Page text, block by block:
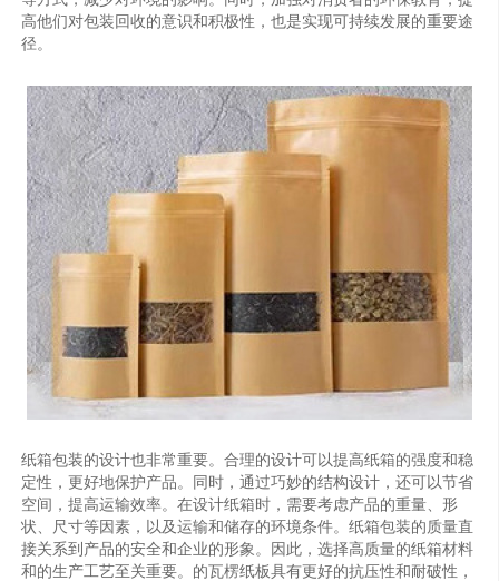
高他们对包装回收的意识和积极性，也是实现可持续发展的重要途
径。
纸箱包装的设计也非常重要。合理的设计可以提高纸箱的强度和稳
定性，更好地保护产品。同时，通过巧妙的结构设计，还可以节省
空间，提高运输效率。在设计纸箱时，需要考虑产品的重量、形
状、尺寸等因素，以及运输和储存的环境条件。纸箱包装的质量直
接关系到产品的安全和企业的形象。因此，选择高质量的纸箱材料
和的生产工艺至关重要。的瓦楞纸板具有更好的抗压性和耐破性，